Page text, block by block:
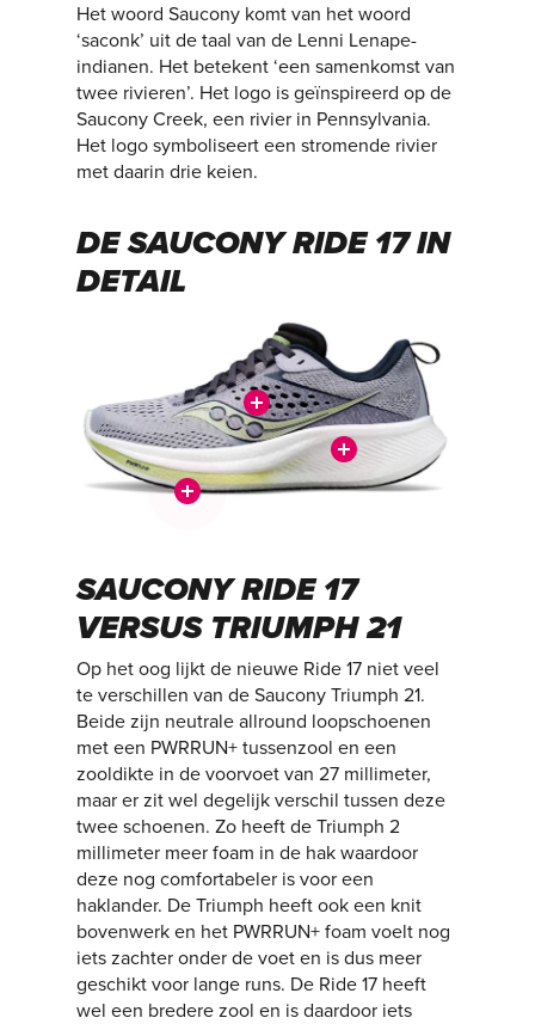
Het woord Saucony komt van het woord
‘saconk’ uit de taal van de Lenni Lenape-
indianen. Het betekent ‘een samenkomst van
twee rivieren’. Het logo is geïnspireerd op de
Saucony Creek, een rivier in Pennsylvania.
Het logo symboliseert een stromende rivier
met daarin drie keien.
DE SAUCONY RIDE 17 IN
DETAIL
SAUCONY RIDE 17
VERSUS TRIUMPH 21
Op het oog lijkt de nieuwe Ride 17 niet veel
te verschillen van de Saucony Triumph 21.
Beide zijn neutrale allround loopschoenen
met een PWRRUN+ tussenzool en een
zooldikte in de voorvoet van 27 millimeter,
maar er zit wel degelijk verschil tussen deze
twee schoenen. Zo heeft de Triumph 2
millimeter meer foam in de hak waardoor
deze nog comfortabeler is voor een
haklander. De Triumph heeft ook een knit
bovenwerk en het PWRRUN+ foam voelt nog
iets zachter onder de voet en is dus meer
geschikt voor lange runs. De Ride 17 heeft
wel een bredere zool en is daardoor iets